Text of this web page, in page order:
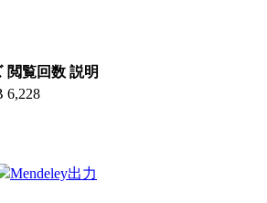
閲覧回数 説明
6,228
Mendeley出力